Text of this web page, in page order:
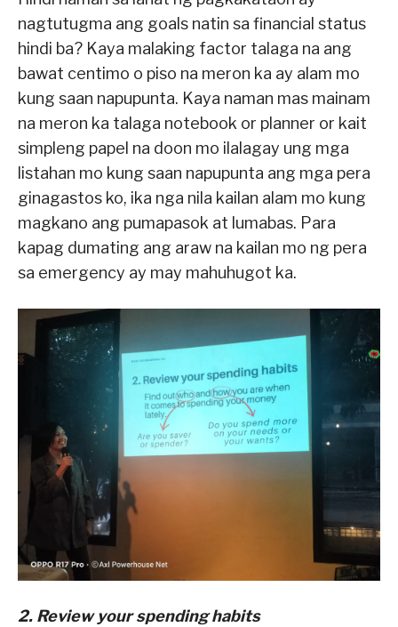
nagtutugma ang goals natin sa financial status
hindi ba? Kaya malaking factor talaga na ang
bawat centimo o piso na meron ka ay alam mo
kung saan napupunta. Kaya naman mas mainam
na meron ka talaga notebook or planner or kait
simpleng papel na doon mo ilalagay ung mga
listahan mo kung saan napupunta ang mga pera
ginagastos ko, ika nga nila kailan alam mo kung
magkano ang pumapasok at lumabas. Para
kapag dumating ang araw na kailan mo ng pera
sa emergency ay may mahuhugot ka.
2. Review your spending habits